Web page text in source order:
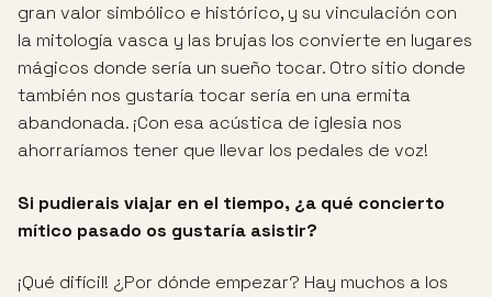
gran valor simbólico e histórico, y su vinculación con
la mitología vasca y las brujas los convierte en lugares
mágicos donde sería un sueño tocar. Otro sitio donde
también nos gustaría tocar sería en una ermita
abandonada. ¡Con esa acústica de iglesia nos
ahorraríamos tener que llevar los pedales de voz!
Si pudierais viajar en el tiempo, ¿a qué concierto
mítico pasado os gustaría asistir?
¡Qué difícil! ¿Por dónde empezar? Hay muchos a los